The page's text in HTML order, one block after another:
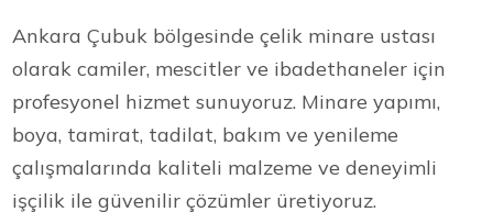
Ankara Çubuk bölgesinde çelik minare ustası
olarak camiler, mescitler ve ibadethaneler için
profesyonel hizmet sunuyoruz. Minare yapımı,
boya, tamirat, tadilat, bakım ve yenileme
çalışmalarında kaliteli malzeme ve deneyimli
işçilik ile güvenilir çözümler üretiyoruz.